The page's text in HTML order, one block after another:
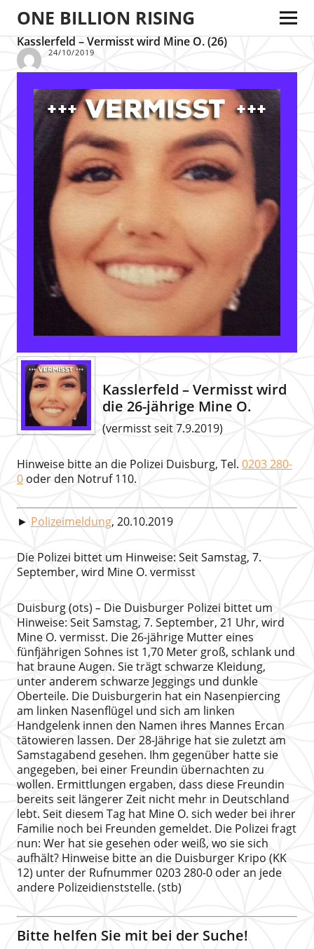
ONE BILLION RISING
Kasslerfeld – Vermisst wird Mine O. (26)
24/10/2019
Kasslerfeld – Vermisst wird
die 26-jährige Mine O.
(vermisst seit 7.9.2019)
Hinweise bitte an die Polizei Duisburg, Tel. 0203 280-
0oder den Notruf 110.
► Polizeimeldung, 20.10.2019
Die Polizei bittet um Hinweise: Seit Samstag, 7.
September, wird Mine O. vermisst
Duisburg (ots) – Die Duisburger Polizei bittet um
Hinweise: Seit Samstag, 7. September, 21 Uhr, wird
Mine O. vermisst. Die 26-jährige Mutter eines
fünfjährigen Sohnes ist 1,70 Meter groß, schlank und
hat braune Augen. Sie trägt schwarze Kleidung,
unter anderem schwarze Jeggings und dunkle
Oberteile. Die Duisburgerin hat ein Nasenpiercing
am linken Nasenflügel und sich am linken
Handgelenk innen den Namen ihres Mannes Ercan
tätowieren lassen. Der 28-Jährige hat sie zuletzt am
Samstagabend gesehen. Ihm gegenüber hatte sie
angegeben, bei einer Freundin übernachten zu
wollen. Ermittlungen ergaben, dass diese Freundin
bereits seit längerer Zeit nicht mehr in Deutschland
lebt. Seit diesem Tag hat Mine O. sich weder bei ihrer
Familie noch bei Freunden gemeldet. Die Polizei fragt
nun: Wer hat sie gesehen oder weiß, wo sie sich
aufhält? Hinweise bitte an die Duisburger Kripo (KK
12) unter der Rufnummer 0203 280-0 oder an jede
andere Polizeidienststelle. (stb)
Bitte helfen Sie mit bei der Suche!